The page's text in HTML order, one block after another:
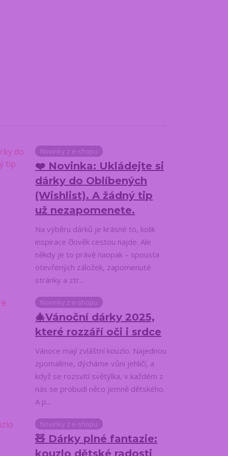
Novinky z e-shopu
❤️ Novinka: Ukládejte si
dárky do Oblíbených
(Wishlist). A žádný tip
už nezapomenete.
Na výběru dárků je krásné to, kolik
inspirace člověk cestou najde. Ale
někdy je to právě naopak – spousta
otevřených záložek, zapomenuté
stránky a ztr...
Novinky z e-shopu
🎄Vánoční dárky 2025,
které rozzáří oči i srdce
Vánoce mají zvláštní kouzlo. Najednou
zpomalíme, dýcháme vůni jehličí, a
když se rozsvítí světýlka, v každém z
nás se probudí něco jemně dětského.
A p...
Novinky z e-shopu
🧸 Dárky plné fantazie: